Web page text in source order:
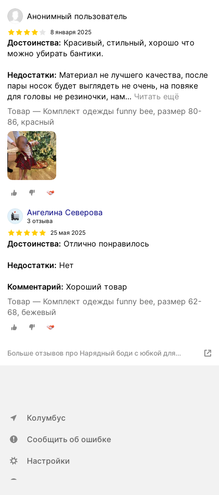
Анонимный пользователь
8 января 2025
Достоинства: Красивый, стильный, хорошо что
можно убирать бантики.
Недостатки: Материал не лучшего качества, после
пары носок будет выглядеть не очень, на повяке
для головы не резиночки, нам… Читать ещё
Товар — Комплект одежды funny bee, размер 80-
86, красный
Ангелина Северова
3 отзыва
25 мая 2025
Достоинства: Отлично понравилось
Недостатки: Нет
Комментарий: Хороший товар
Товар — Комплект одежды funny bee, размер 62-
68, бежевый
Больше отзывов про Нарядный боди с юбкой для
Колумбус
Сообщить об ошибке
Настройки